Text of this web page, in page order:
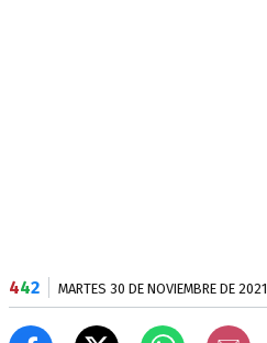
442 MARTES 30 DE NOVIEMBRE DE 2021